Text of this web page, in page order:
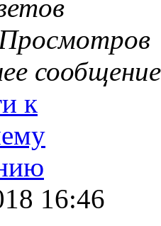
16:46